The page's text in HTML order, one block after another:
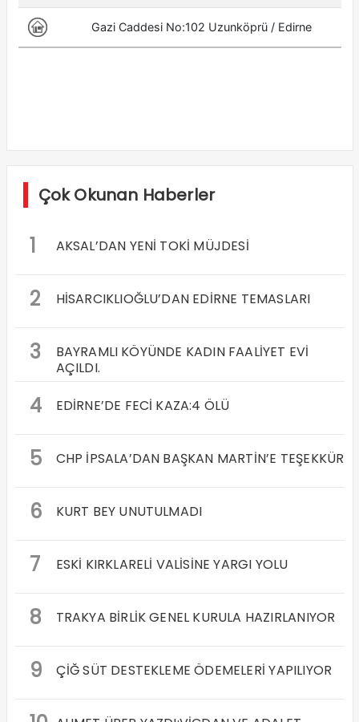
Çok Okunan Haberler
1 AKSAL’DAN YENİ TOKİ MÜJDESİ
2 HİSARCIKLIOĞLU’DAN EDİRNE TEMASLARI
3
BAYRAMLI KÖYÜNDE KADIN FAALİYET EVİ
AÇILDI.
4 EDİRNE’DE FECİ KAZA:4 ÖLÜ
5 CHP İPSALA’DAN BAŞKAN MARTİN’E TEŞEKKÜR
6 KURT BEY UNUTULMADI
7 ESKİ KIRKLARELİ VALİSİNE YARGI YOLU
8 TRAKYA BİRLİK GENEL KURULA HAZIRLANIYOR
9 ÇİĞ SÜT DESTEKLEME ÖDEMELERİ YAPILIYOR